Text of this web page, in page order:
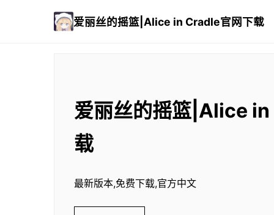
爱丽丝的摇篮|Alice in Cradle官网下载
爱丽丝的摇篮|Alice
载
最新版本,免费下载,官方中文